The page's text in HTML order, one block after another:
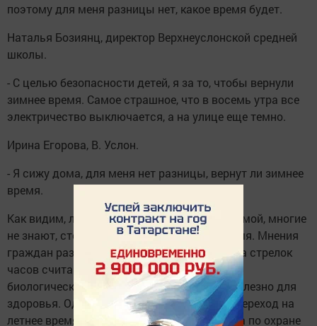
поэтому для меня разницы нет, какое время будет.
Наталья Бозиянц, директор Верхнеуслонской средней
школы.
- С целью безопасности детей, я за то, чтобы вернули
зимнее время. Самое страшное, что в восемь утра все
электричество выключается, а на улице еще темно.
Ирина Егорова, В. Услон.
- Я сижу дома, для меня нет разницы, вернут ли зимнее
время.
Как видим, люди зависли между летом и зимой, многие
не знают, стоит ли возвращать зимнее время. Мнения
граждан разделились. Сторонники перевода стрелок
часов считают, что зимнее время является
биологически правильным, и именно оно полезно для
здоровья. Одним из тех, кто поддерживал переход на
летнее время, был глава думского комитета по охране